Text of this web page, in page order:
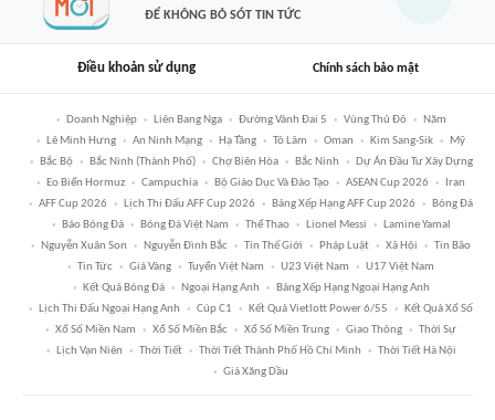
ĐỂ KHÔNG BỎ SÓT TIN TỨC
Điều khoản sử dụng Chính sách bảo mật
Doanh Nghiệp Liên Bang Nga Đường Vành Đai 5 Vùng Thủ Đô
Năm
Lê Minh Hưng
An Ninh Mạng Hạ Tầng Tô Lâm Oman Kim Sang-Sik
Mỹ
Bắc Bộ
Bắc Ninh (thành Phố) Chợ Biên Hòa Bắc Ninh
Dự Án Đầu Tư Xây Dựng
Eo Biển Hormuz
Campuchia Bộ Giáo Dục Và Đào Tạo ASEAN Cup 2026
Iran
AFF Cup 2026
Lịch Thi Đấu AFF Cup 2026 Bảng Xếp Hạng AFF Cup 2026
Bóng Đá
Báo Bóng Đá
Bóng Đá Việt Nam Thể Thao Lionel Messi
Lamine Yamal
Nguyễn Xuân Son
Nguyễn Đình Bắc Tin Thế Giới Pháp Luật Xã Hội
Tin Bão
Tin Tức
Giá Vàng Tuyển Việt Nam U23 Việt Nam
U17 Việt Nam
Kết Quả Bóng Đá
Ngoại Hạng Anh
Bảng Xếp Hạng Ngoại Hạng Anh
Lịch Thi Đấu Ngoại Hạng Anh
Cúp C1 Kết Quả Vietlott Power 6/55
Kết Quả Xổ Số
Xổ Số Miền Nam
Xổ Số Miền Bắc Xổ Số Miền Trung Giao Thông
Thời Sự
Lịch Vạn Niên
Thời Tiết Thời Tiết Thành Phố Hồ Chí Minh
Thời Tiết Hà Nội
Giá Xăng Dầu